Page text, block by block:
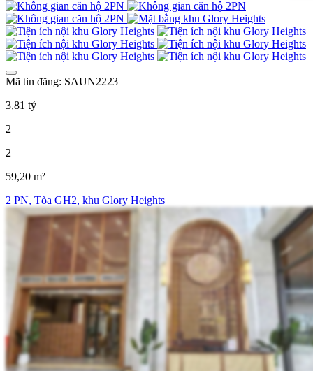
Mã tin đăng: SAUN2223
3,81 tỷ
2
2
59,20 m²
2 PN, Tòa GH2, khu Glory Heights